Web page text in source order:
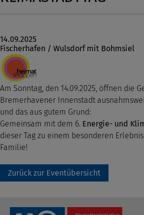
14.09.2025
Fischerhafen / Wulsdorf mit Bohmsiel
Am Sonntag, den 14.09.2025, öffnen die
Bremerhavener Innenstadt
und das aus gutem Grund:
Gemeinsam mit dem 6. Energie- und
dieser Tag zu einem besonderen
Familie!
Zurück zur Eventübersicht